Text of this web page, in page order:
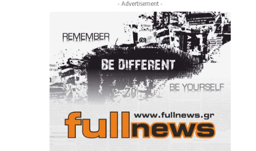
- Advertisement -